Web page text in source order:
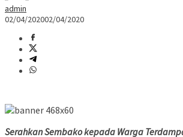
admin
02/04/202002/04/2020
Serahkan Sembako kepada Warga